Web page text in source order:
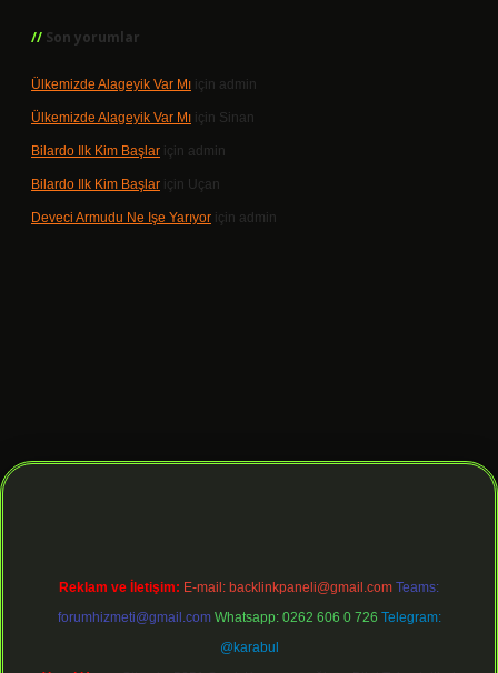
Son yorumlar
Ülkemizde Alageyik Var Mı için admin
Ülkemizde Alageyik Var Mı için Sinan
Bilardo Ilk Kim Başlar için admin
Bilardo Ilk Kim Başlar için Uçan
Deveci Armudu Ne Işe Yarıyor için admin
Reklam ve İletişim: E-mail: backlinkpaneli@gmail.com Teams:
forumhizmeti@gmail.com Whatsapp: 0262 606 0 726 Telegram:
@karabul